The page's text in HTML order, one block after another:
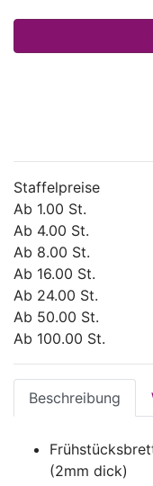
Staffelpreise
Ab 1.00 St.
Ab 4.00 St.
Ab 8.00 St.
Ab 16.00 St.
Ab 24.00 St.
Ab 50.00 St.
Ab 100.00 St.
Beschreibung
(2mm dick)